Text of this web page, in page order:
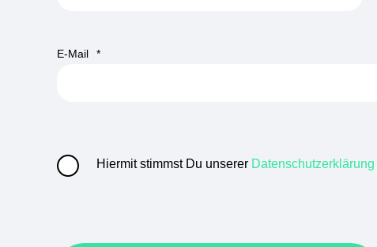
E-Mail *
Hiermit stimmst Du unserer Datenschutzerklärung